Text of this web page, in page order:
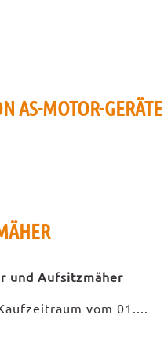
AS-MOTOR-
und Aufsitzmäher
vom 01....